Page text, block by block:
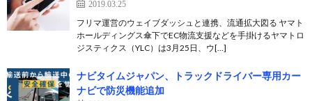
2019.03.25
フリマ運営のウェイブダッシュと連携、流通拡大図る ヤマト
ホールディングス傘下でEC物流支援などを手掛けるヤマトロ
ジスティクス（YLC）は3月25日、ウ[…]
ナビタイムジャパン、トラックドライバー専用カー
ナビで防災機能追加